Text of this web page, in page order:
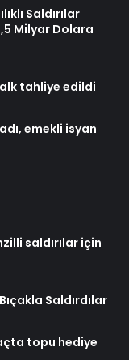
Saldırılar
Milyar Dolara
tahliye edildi
emekli isyan
saldırılar için
Saldırdılar
topu hediye